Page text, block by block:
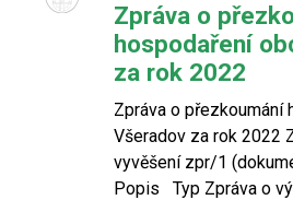
Zpráva o
hospodaření
za rok 2022
Zpráva o přezkoumání
Všeradov za rok 2022
vyvěšení zpr/1
Popis Typ Zpráva o